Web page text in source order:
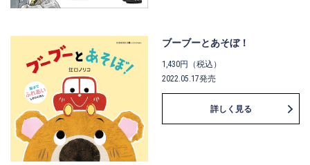
ブーブーとあそぼ！
1,430円（税込）
2022.05.17発売
詳しく見る